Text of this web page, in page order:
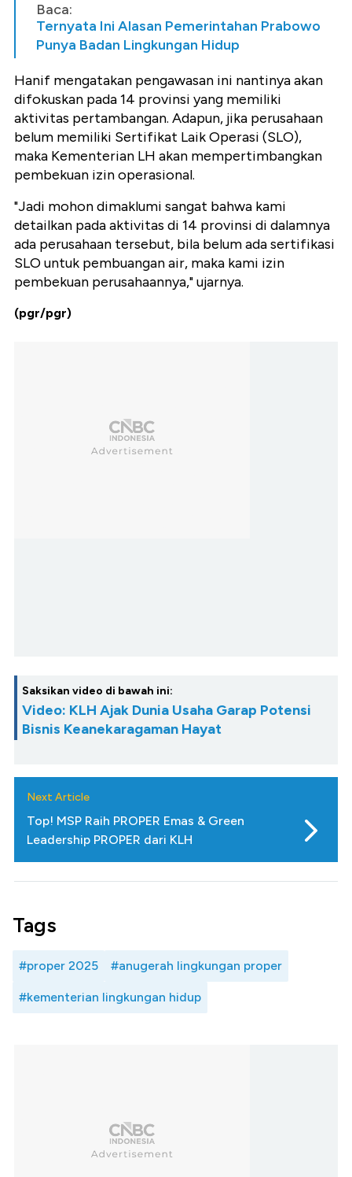
Baca:
Ternyata Ini Alasan Pemerintahan Prabowo
Punya Badan Lingkungan Hidup
Hanif mengatakan pengawasan ini nantinya akan
difokuskan pada 14 provinsi yang memiliki
aktivitas pertambangan. Adapun, jika perusahaan
belum memiliki Sertifikat Laik Operasi (SLO),
maka Kementerian LH akan mempertimbangkan
pembekuan izin operasional.
"Jadi mohon dimaklumi sangat bahwa kami
detailkan pada aktivitas di 14 provinsi di dalamnya
ada perusahaan tersebut, bila belum ada sertifikasi
SLO untuk pembuangan air, maka kami izin
pembekuan perusahaannya," ujarnya.
(pgr/pgr)
Saksikan video di bawah ini:
Video: KLH Ajak Dunia Usaha Garap Potensi
Bisnis Keanekaragaman Hayat
Next Article
Top! MSP Raih PROPER Emas & Green
Leadership PROPER dari KLH
Tags
#proper 2025 #anugerah lingkungan proper
#kementerian lingkungan hidup